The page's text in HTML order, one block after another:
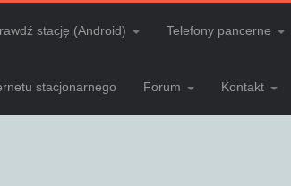
stację (Android) Telefony pancerne
stacjonarnego Forum Kontakt